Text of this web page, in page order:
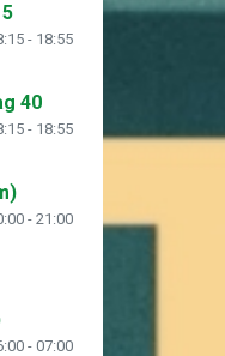
- 18:55
40
- 18:55
- 21:00
- 07:00